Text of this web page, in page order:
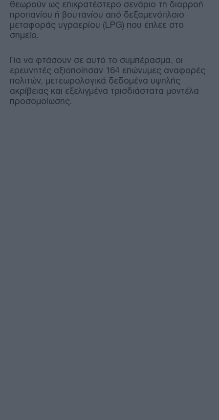
θεωρούν ως επικρατέστερο σενάριο τη διαρροή
προπανίου ή βουτανίου από δεξαμενόπλοιο
μεταφοράς υγραερίου (LPG) που έπλεε στο
σημείο.
Για να φτάσουν σε αυτό το συμπέρασμα, οι
ερευνητές αξιοποίησαν 164 επώνυμες αναφορές
πολιτών, μετεωρολογικά δεδομένα υψηλής
ακρίβειας και εξελιγμένα τρισδιάστατα μοντέλα
προσομοίωσης.